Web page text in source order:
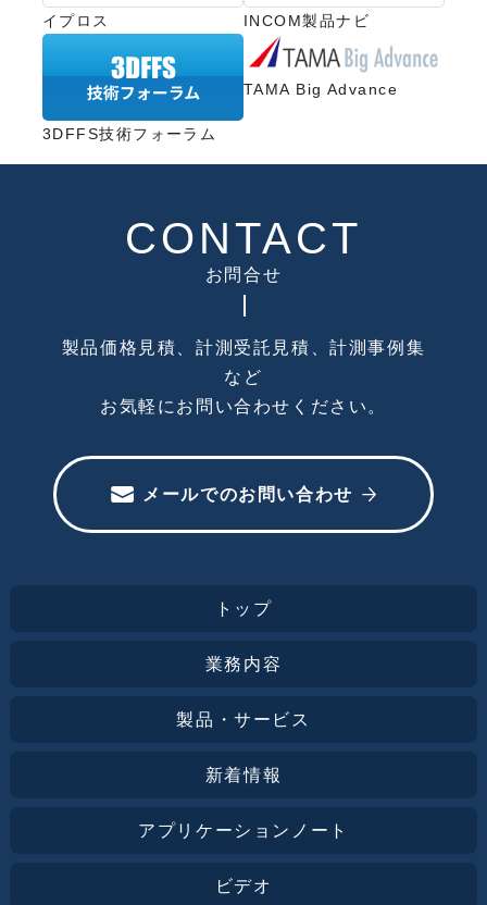
イプロス INCOM製品ナビ
3DFFS技術フォーラム
TAMA Big Advance
CONTACT
お問合せ
製品価格見積、計測受託見積、計測事例集
など
お気軽にお問い合わせください。
メールでのお問い合わせ
トップ
業務内容
製品・サービス
新着情報
アプリケーションノート
ビデオ